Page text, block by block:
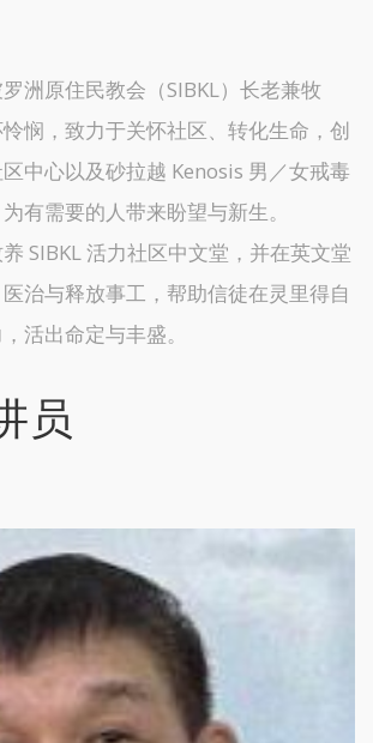
洲原住民教会（SIBKL）长老兼牧
悯，致力于关怀社区、转化生命，创
中心以及砂拉越 Kenosis 男／女戒毒
有需要的人带来盼望与新生。
SIBKL 活力社区中文堂，并在英文堂
治与释放事工，帮助信徒在灵里得自
活出命定与丰盛。
员